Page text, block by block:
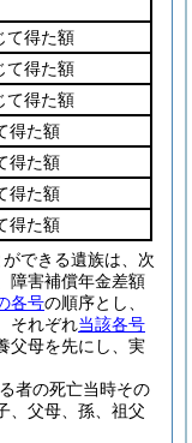
て得た額
て得た額
て得た額
得た額
得た額
得た額
得た額
できる遺族は、次
障害補償年金差額
各号の順序とし、
それぞれ当該各号
父母を先にし、実
者の死亡当時その
、父母、孫、祖父